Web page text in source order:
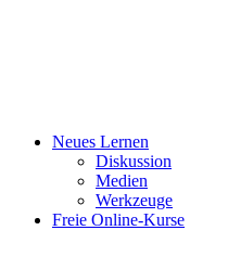
Neues Lernen
Diskussion
Medien
Werkzeuge
Freie Online-Kurse